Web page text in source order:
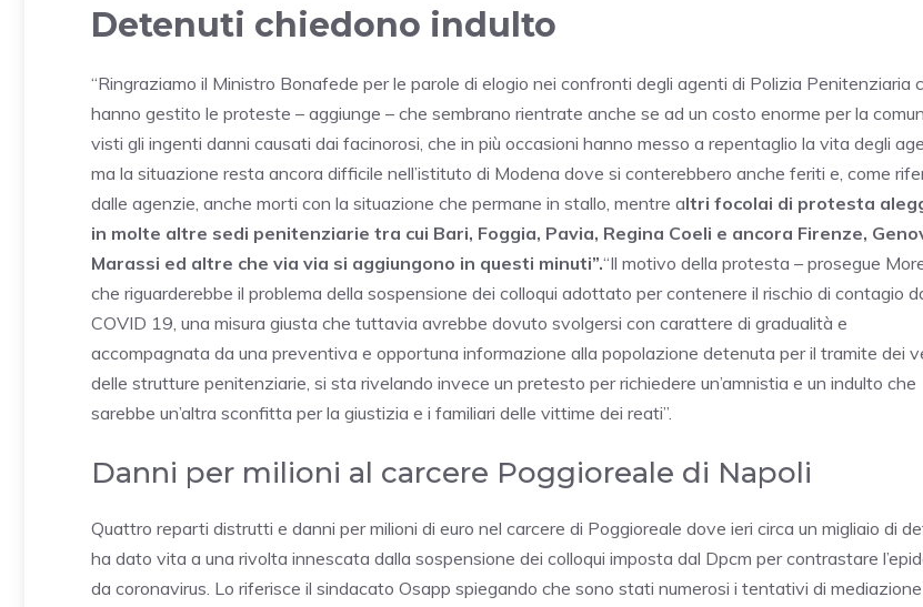
Detenuti chiedono indulto
“Ringraziamo il Ministro Bonafede per le parole di elogio nei confronti degli agenti di Polizia Penitenziaria
hanno gestito le proteste – aggiunge – che sembrano rientrate anche se ad un costo enorme per la
visti gli ingenti danni causati dai facinorosi, che in più occasioni hanno messo a repentaglio la vita degli
ma la situazione resta ancora difficile nell’istituto di Modena dove si conterebbero anche feriti e, come
dalle agenzie, anche morti con la situazione che permane in stallo, mentre altri focolai di protesta
in molte altre sedi penitenziarie tra cui Bari, Foggia, Pavia, Regina Coeli e ancora Firenze,
Marassi ed altre che via via si aggiungono in questi minuti”.“Il motivo della protesta – prosegue
che riguarderebbe il problema della sospensione dei colloqui adottato per contenere il rischio di contagio
COVID 19, una misura giusta che tuttavia avrebbe dovuto svolgersi con carattere di gradualità e
accompagnata da una preventiva e opportuna informazione alla popolazione detenuta per il tramite dei
delle strutture penitenziarie, si sta rivelando invece un pretesto per richiedere un’amnistia e un indulto che
sarebbe un’altra sconfitta per la giustizia e i familiari delle vittime dei reati”.
Danni per milioni al carcere Poggioreale di Napoli
Quattro reparti distrutti e danni per milioni di euro nel carcere di Poggioreale dove ieri circa un migliaio di
ha dato vita a una rivolta innescata dalla sospensione dei colloqui imposta dal Dpcm per contrastare
da coronavirus. Lo riferisce il sindacato Osapp spiegando che sono stati numerosi i tentativi di